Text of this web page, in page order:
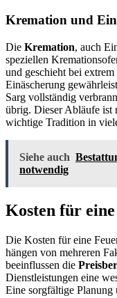
Kremation und
Die Kremation, auch
speziellen
und geschieht bei
Einäscherung
Sarg vollständig
übrig. Dieser Abläufe ist
wichtige Tradition in
Siehe auch
notwendig
Kosten für
Die Kosten für eine
hängen von mehreren
beeinflussen die
Dienstleistungen eine
Eine sorgfältige Planung